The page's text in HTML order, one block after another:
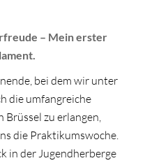
– Mein erster
bei dem wir unter
die umfangreiche
zu erlangen,
die Praktikumswoche.
in der Jugendherberge